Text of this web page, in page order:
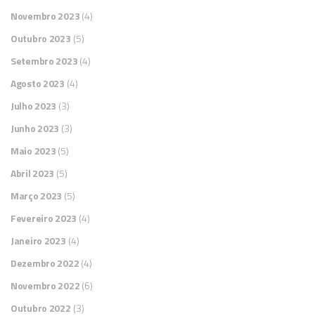
Novembro 2023(4)
Outubro 2023 (5)
Setembro 2023(4)
Agosto 2023 (4)
Julho 2023 (3)
Junho 2023 (3)
Maio 2023(5)
Abril 2023 (5)
Março 2023 (5)
Fevereiro 2023 (4)
Janeiro 2023 (4)
Dezembro 2022(4)
Novembro 2022(6)
Outubro 2022 (3)